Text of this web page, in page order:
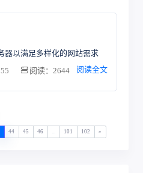
器以满足多样化的网站需求
阅读：2644 阅读全文
44 45 46 101 102 »